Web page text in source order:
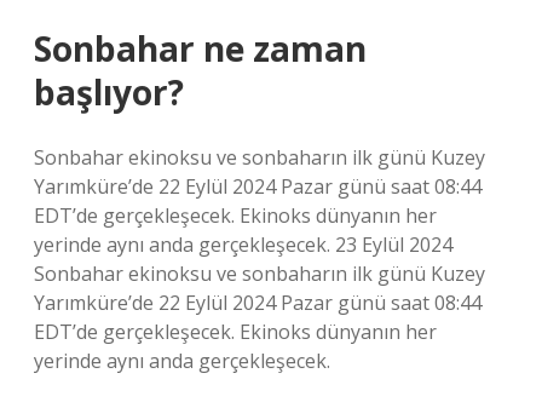
Sonbahar ne zaman
başlıyor?
Sonbahar ekinoksu ve sonbaharın ilk günü Kuzey
Yarımküre’de 22 Eylül 2024 Pazar günü saat 08:44
EDT’de gerçekleşecek. Ekinoks dünyanın her
yerinde aynı anda gerçekleşecek. 23 Eylül 2024
Sonbahar ekinoksu ve sonbaharın ilk günü Kuzey
Yarımküre’de 22 Eylül 2024 Pazar günü saat 08:44
EDT’de gerçekleşecek. Ekinoks dünyanın her
yerinde aynı anda gerçekleşecek.